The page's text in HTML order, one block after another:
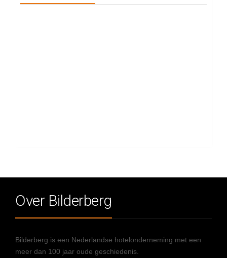
Over Bilderberg
Bilderberg is een Nederlandse hotelonderneming met een
meer dan 100 jaar oude geschiedenis.